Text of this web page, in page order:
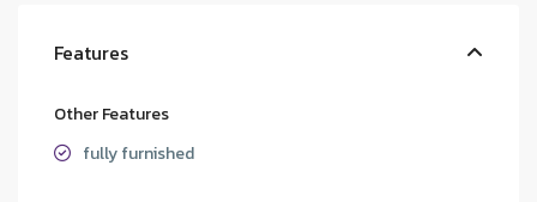
Features
Other Features
fully furnished